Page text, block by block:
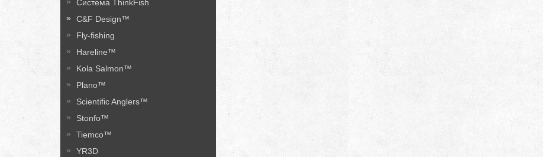
Система ThinkFish
C&F Design™
Fly-fishing
Hareline™
Kola Salmon™
Plano™
Scientific Anglers™
Stonfo™
Tiemco™
YR3D